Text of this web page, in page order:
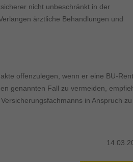
nicht unbeschränkt in der
ärztliche Behandlungen und
offenzulegen, wenn er eine BU-
genannten Fall zu vermeiden,
in Anspruch zu
Einwilligung mehr.
anzeigen